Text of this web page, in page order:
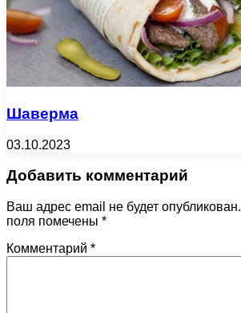
Шаверма
03.10.2023
Добавить комментарий
Ваш адрес email не будет опубликован.
поля помечены *
Комментарий *